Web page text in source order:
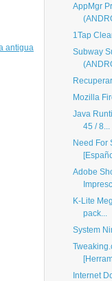
antigua
AppMgr
1Tap
Subway
Mozilla
Java
45 / 8...
Need For
Adobe
K-Lite
pack...
System
Internet